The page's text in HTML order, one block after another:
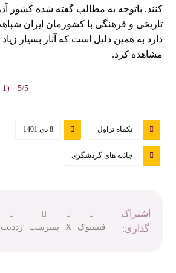
کنند. باتوجه به مطالب گفته شده کشور
تاریخی و فرهنگی با کشورمان ایران
دارد به همین دلیل است که آثار بسیار
مشاهده کرد.
5/5 - (1 نظر)
تکماه تراول 8 دی 1401
جاذبه های گردشگری
فیسبوک X پینترست رددیت